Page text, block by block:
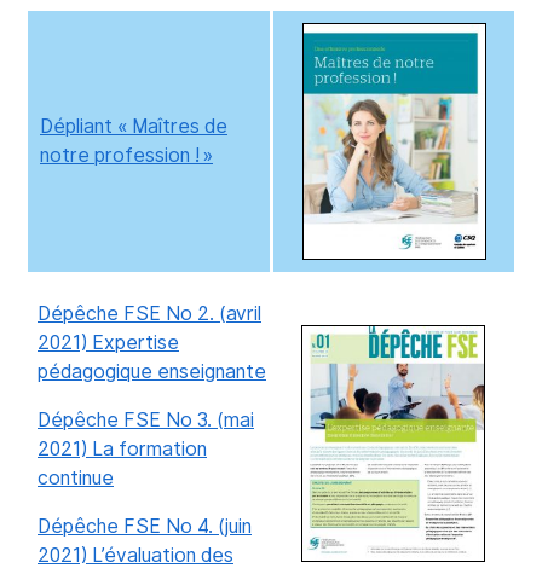
Dépliant « Maîtres de
notre profession ! »
Dépêche FSE No 2. (avril
2021) Expertise
pédagogique enseignante
Dépêche FSE No 3. (mai
2021) La formation
continue
Dépêche FSE No 4. (juin
2021) L’évaluation des